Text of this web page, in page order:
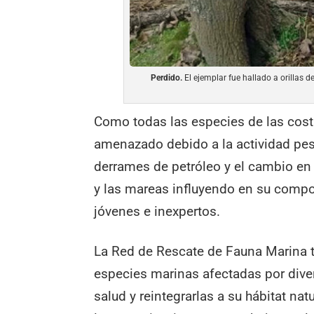
Perdido.El ejemplar fue hallado a orillas
Como todas las especies de las
amenazado debido a la actividad
derrames de petróleo y el cambio
y las mareas influyendo en su
jóvenes e inexpertos.
La Red de Rescate de Fauna
especies marinas afectadas por
salud y reintegrarlas a su hábitat